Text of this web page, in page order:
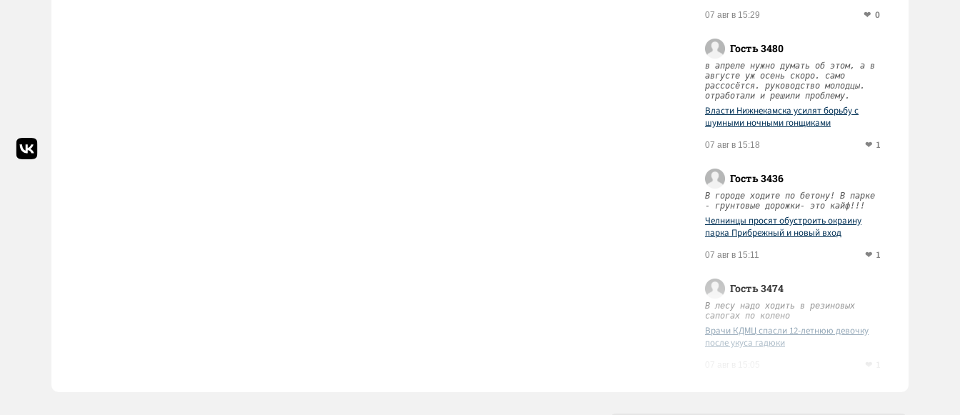
07 авг в 15:29 0
Гость 3480
в апреле нужно думать об этом, а в
августе уж осень скоро. само
рассосётся. руководство молодцы.
отработали и решили проблему.
Власти Нижнекамска усилят борьбу с
шумными ночными гонщиками
07 авг в 15:18 1
Гость 3436
В городе ходите по бетону! В парке
- грунтовые дорожки- это кайф!!!
Челнинцы просят обустроить окраину
парка Прибрежный и новый вход
07 авг в 15:11 1
Гость 3474
В лесу надо ходить в резиновых
сапогах по колено
Врачи КДМЦ спасли 12-летнюю девочку
после укуса гадюки